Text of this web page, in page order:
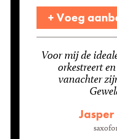
+ Voeg
Voor mij de
orkestreert
vanachter
Jasper